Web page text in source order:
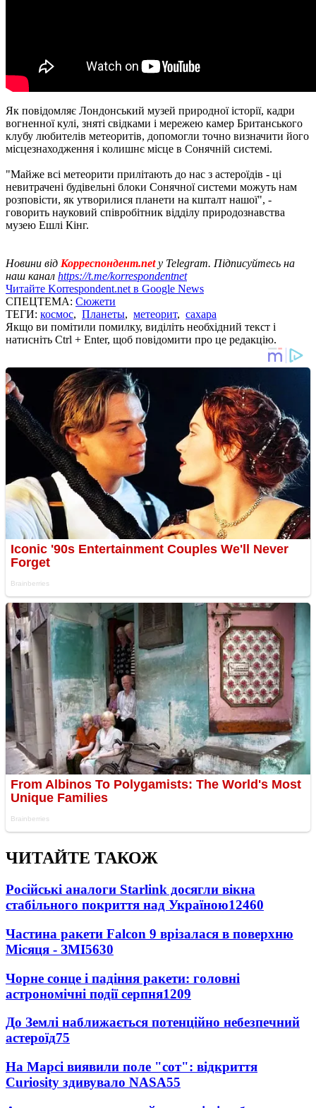
Як повідомляє Лондонський музей природної історії, кадри
вогненної кулі, зняті свідками і мережею камер Британського
клубу любителів метеоритів, допомогли точно визначити його
місцезнаходження і колишнє місце в Сонячній системі.
"Майже всі метеорити прилітають до нас з астероїдів - ці
невитрачені будівельні блоки Сонячної системи можуть нам
розповісти, як утворилися планети на кшталт нашої", -
говорить науковий співробітник відділу природознавства
музею Ешлі Кінг.
Новини від Корреспондент.netу Telegram. Підписуйтесь на
наш канал https://t.me/korrespondentnet
Читайте Korrespondent.net в Google News
СПЕЦТЕМА: Сюжети
ТЕГИ: космос, Планеты, метеорит, сахара
Якщо ви помітили помилку, виділіть необхідний текст і
натисніть Ctrl + Enter, щоб повідомити про це редакцію.
ЧИТАЙТЕ ТАКОЖ
Російські аналоги Starlink досягли вікна
стабільного покриття над Україною12460
Частина ракети Falcon 9 врізалася в поверхню
Місяця - ЗМІ5630
Чорне сонце і падіння ракети: головні
астрономічні події серпня1209
До Землі наближається потенційно небезпечний
астероїд75
На Марсі виявили поле "сот": відкриття
Curiosity здивувало NASA55